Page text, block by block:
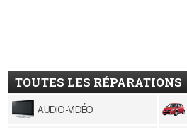
TOUTES LES RÉPARATIONS
AUDIO-VIDÉO